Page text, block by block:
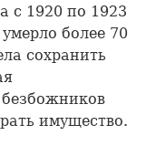
с 1920 по 1923
более 70
сохранить
имущество.